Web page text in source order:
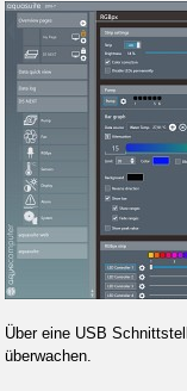
Über eine USB
überwachen.